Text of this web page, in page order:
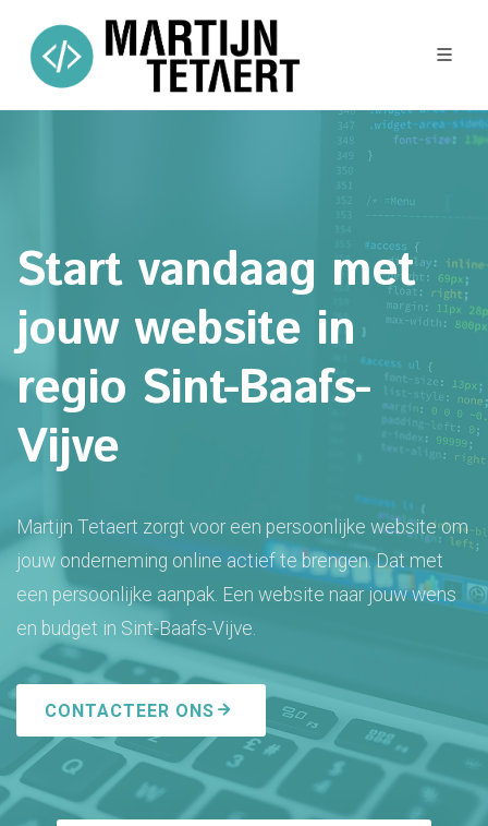
Start vandaag met
jouw website in
regio Sint-Baafs-
Vijve
Martijn Tetaert zorgt voor een persoonlijke website om
jouw onderneming online actief te brengen. Dat met
een persoonlijke aanpak. Een website naar jouw wens
en budget in Sint-Baafs-Vijve.
CONTACTEER ONS